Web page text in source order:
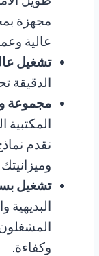
مجهزة
عالية
تشغيل
الدقيقة
مجموعة
المكتبية
نقدم
تشغيل
البديهية
وكفاءة.